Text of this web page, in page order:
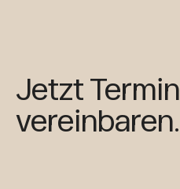
Jetzt Termin
vereinbaren.